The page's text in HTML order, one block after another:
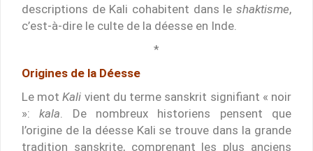
descriptions de Kali cohabitent dans le shaktisme,
c’est-à-dire le culte de la déesse en Inde.
*
Origines de la Déesse
Le motKali vient du terme sanskrit signifiant « noir
»:kala . De nombreux historiens pensent que
l’origine de la déesse Kali se trouve dans la grande
tradition sanskrite, comprenant les plus anciens